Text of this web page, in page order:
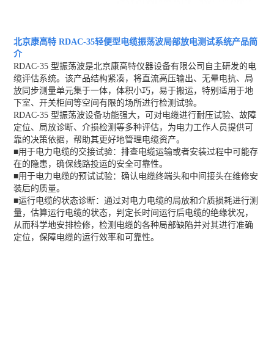
北京康高特 RDAC-35轻便型电缆振荡波局部放电测试系统产品简
介
RDAC-35 型振荡波是北京康高特仪器设备有限公司自主研发的电
缆评估系统。该产品结构紧凑，将直流高压输出、无晕电抗、局
放同步测量单元集于一体，体积小巧，易于搬运，特别适用于地
下室、开关柜间等空间有限的场所进行检测试验。
RDAC-35 型振荡波设备功能强大，可对电缆进行耐压试验、故障
定位、局放诊断、介损检测等多种评估，为电力工作人员提供可
靠的决策依据，帮助其更好地管理电缆资产。
■用于电力电缆的交接试验：排查电缆运输或者安装过程中可能存
在的隐患，确保线路投运的安全可靠性。
■用于电力电缆的预试试验：确认电缆终端头和中间接头在维修安
装后的质量。
■运行电缆的状态诊断：通过对电力电缆的局放和介质损耗进行测
量，估算运行电缆的状态，判定长时间运行后电缆的绝缘状况，
从而科学地安排检修，检测电缆的各种局部缺陷并对其进行准确
定位，保障电缆的运行效率和可靠性。